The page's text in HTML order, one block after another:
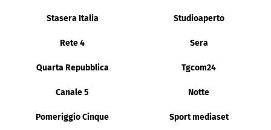
Stasera Italia Studioaperto
Rete 4 Sera
Quarta Repubblica Tgcom24
Canale 5 Notte
Pomeriggio Cinque Sport mediaset